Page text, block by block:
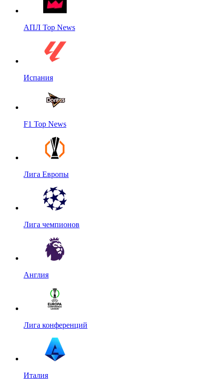
АПЛ Top News
Испания
F1 Top News
Лига Европы
Лига чемпионов
Англия
Лига конференций
Италия